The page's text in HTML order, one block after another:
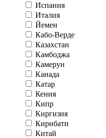
Испания
Италия
Йемен
Кабо-Верде
Казахстан
Камбоджа
Камерун
Канада
Катар
Кения
Кипр
Киргизия
Кирибати
Китай